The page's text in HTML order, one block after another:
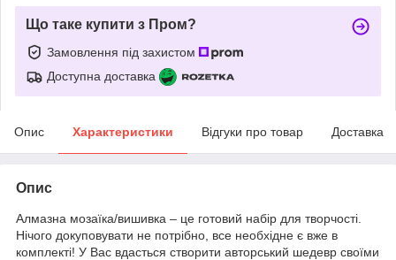
Що таке купити з Пром?
Замовлення під захистом
Доступна доставка
Опис Характеристики Відгуки про товар Доставка
Опис
Алмазна мозаїка/вишивка – це готовий набір для творчості.
Нічого докуповувати не потрібно, все необхідне є вже в
комплекті! У Вас вдасться створити авторський шедевр своїми